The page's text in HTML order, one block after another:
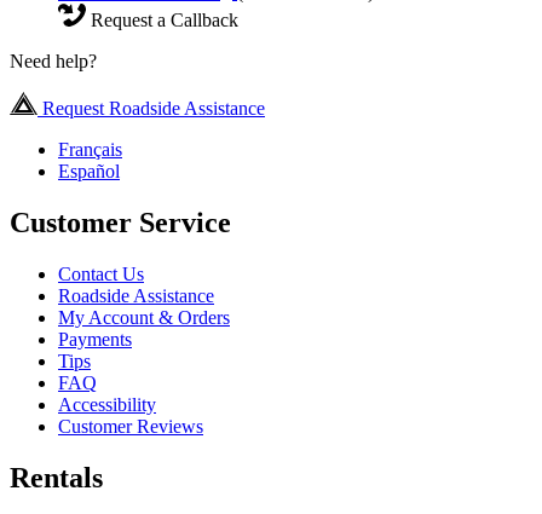
Request a Callback
Need help?
Request Roadside Assistance
Français
Español
Customer Service
Contact Us
Roadside Assistance
My Account & Orders
Payments
Tips
FAQ
Accessibility
Customer Reviews
Rentals